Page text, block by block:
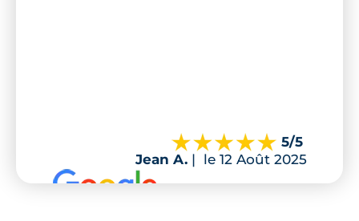
5/5
Jean A. | le 12 Août 2025